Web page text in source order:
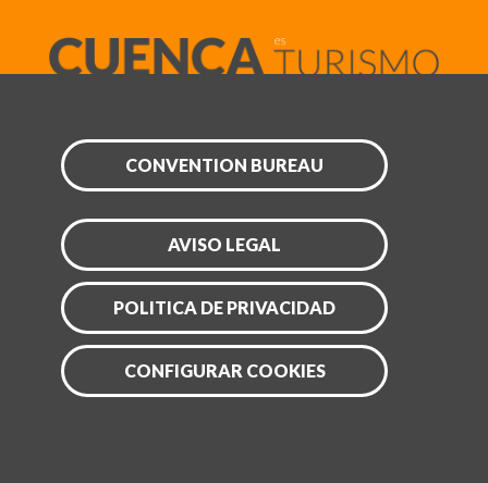
CONVENTION BUREAU
AVISO LEGAL
POLITICA DE PRIVACIDAD
CONFIGURAR COOKIES